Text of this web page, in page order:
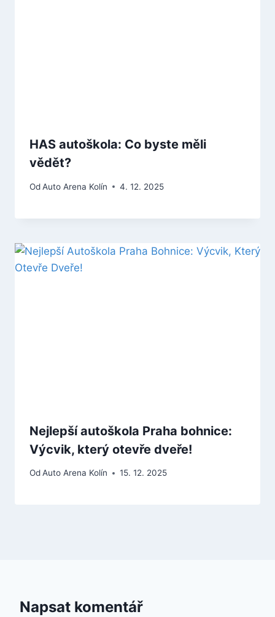
HAS autoškola: Co byste měli
vědět?
OdAuto Arena Kolín 4. 12. 2025
Nejlepší autoškola Praha bohnice:
Výcvik, který otevře dveře!
OdAuto Arena Kolín 15. 12. 2025
Napsat komentář